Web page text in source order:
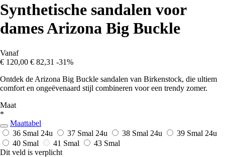
Synthetische sandalen voor
dames Arizona Big Buckle
Vanaf
€ 120,00 € 82,31 -31%
Ontdek de Arizona Big Buckle sandalen van Birkenstock, die ultiem
comfort en ongeëvenaard stijl combineren voor een trendy zomer.
Maat
*
Maattabel
36 Smal 24u 37 Smal 24u 38 Smal 24u 39 Smal 24u
40 Smal
41 Smal
43 Smal
Dit veld is verplicht